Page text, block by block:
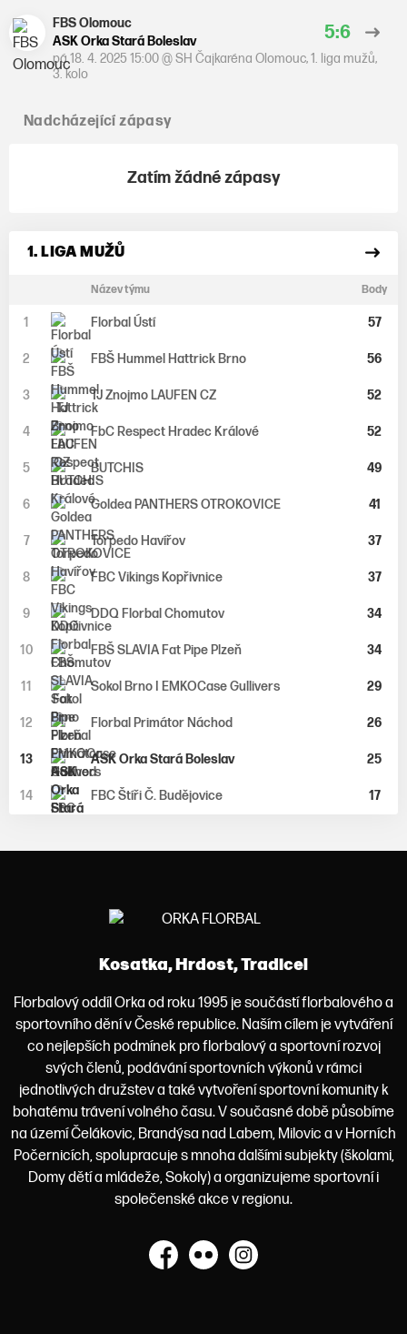
FBS Olomouc
ASK Orka Stará Boleslav
5:6
pá 18. 4. 2025 15:00@SH Čajkaréna Olomouc,1. liga mužů,
3. kolo
Nadcházející zápasy
Zatím žádné zápasy
1. LIGA MUŽŮ
Název týmu Body
1 Florbal Ústí 57
2 FBŠ Hummel Hattrick Brno 56
3 TJ Znojmo LAUFEN CZ 52
4 FbC Respect Hradec Králové 52
5 BUTCHIS 49
6 Goldea PANTHERS OTROKOVICE 41
7 Torpedo Havířov 37
8 FBC Vikings Kopřivnice 37
9 DDQ Florbal Chomutov 34
10 FBŠ SLAVIA Fat Pipe Plzeň 34
11 Sokol Brno I EMKOCase Gullivers 29
12 Florbal Primátor Náchod 26
13 ASK Orka Stará Boleslav 25
14 FBC Štíři Č. Budějovice 17
Kosatka, Hrdost, Tradice!
Florbalový oddíl Orka od roku 1995 je součástí florbalového a
sportovního dění v České republice. Naším cílem je vytváření
co nejlepších podmínek pro florbalový a sportovní rozvoj
svých členů, podávání sportovních výkonů v rámci
jednotlivých družstev a také vytvoření sportovní komunity k
bohatému trávení volného času. V současné době působíme
na území Čelákovic, Brandýsa nad Labem, Milovic a v Horních
Počernicích, spolupracuje s mnoha dalšími subjekty (školami,
Domy dětí a mládeže, Sokoly) a organizujeme sportovní i
společenské akce v regionu.
Facebook
Flickr Instagram